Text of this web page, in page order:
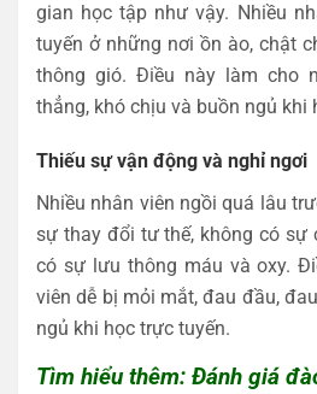
gian học tập như vậy. Nhiều
tuyến ở những nơi ồn ào, chật
thông gió. Điều này làm cho
thẳng, khó chịu và buồn ngủ khi
Thiếu sự vận động và nghỉ ngơi
Nhiều nhân viên ngồi quá lâu
sự thay đổi tư thế, không có sự
có sự lưu thông máu và oxy.
viên dễ bị mỏi mắt, đau đầu,
ngủ khi học trực tuyến.
Tìm hiểu thêm: Đánh giá